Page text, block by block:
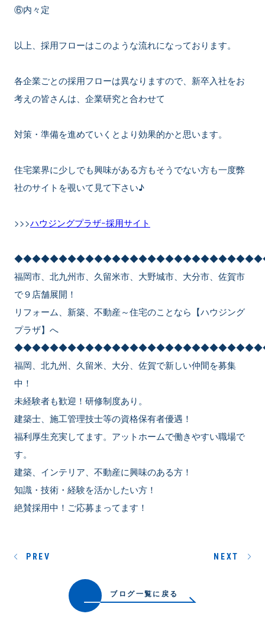
⑥内々定
以上、採用フローはこのような流れになっております。
各企業ごとの採用フローは異なりますので、新卒入社をお
考えの皆さんは、企業研究と合わせて
対策・準備を進めていくとより効果的かと思います。
住宅業界に少しでも興味がある方もそうでない方も一度弊
社のサイトを覗いて見て下さい♪
>>>ハウジングプラザｰ採用サイト
福岡市、北九州市、久留米市、大野城市、大分市、佐賀市
で９店舗展開！
リフォーム、新築、不動産～住宅のことなら【ハウジング
プラザ】へ
福岡、北九州、久留米、大分、佐賀で新しい仲間を募集
中！
未経験者も歓迎！研修制度あり。
建築士、施工管理技士等の資格保有者優遇！
福利厚生充実してます。アットホームで働きやすい職場で
す。
建築、インテリア、不動産に興味のある方！
知識・技術・経験を活かしたい方！
絶賛採用中！ご応募まってます！
ブログ一覧に戻る
PREV NEXT